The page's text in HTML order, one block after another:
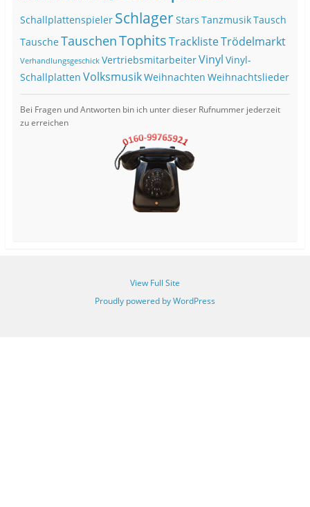
Schallplattenspieler SchlagerStars TanzmusikTausch
TauscheTauschenTophitsTracklisteTrödelmarkt
Verhandlungsgeschick VertriebsmitarbeiterVinyl Vinyl-
Schallplatten VolksmusikWeihnachten Weihnachtslieder
Bei Fragen und Antworten bin ich unter dieser Rufnummer jederzeit
zu erreichen
View Full Site
Proudly powered by WordPress